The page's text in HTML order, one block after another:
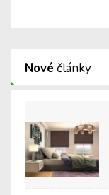
Nové články